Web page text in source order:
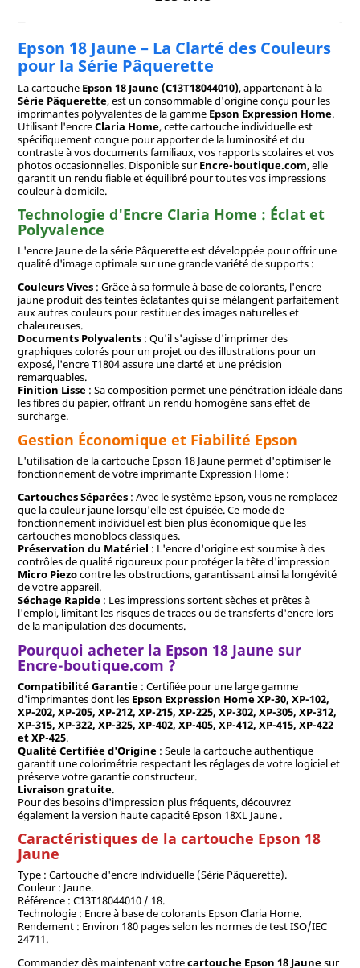
Epson 18 Jaune – La Clarté des Couleurs
pour la Série Pâquerette
La cartouche Epson 18 Jaune (C13T18044010), appartenant à la
Série Pâquerette, est un consommable d'origine conçu pour les
imprimantes polyvalentes de la gamme Epson Expression Home.
Utilisant l'encreClaria Home, cette cartouche individuelle est
spécifiquement conçue pour apporter de la luminosité et du
contraste à vos documents familiaux, vos rapports scolaires et vos
photos occasionnelles. Disponible surEncre-boutique.com, elle
garantit un rendu fiable et équilibré pour toutes vos impressions
couleur à domicile.
Technologie d'Encre Claria Home : Éclat et
Polyvalence
L'encre Jaune de la série Pâquerette est développée pour offrir une
qualité d'image optimale sur une grande variété de supports :
Couleurs Vives: Grâce à sa formule à base de colorants, l'encre
jaune produit des teintes éclatantes qui se mélangent parfaitement
aux autres couleurs pour restituer des images naturelles et
chaleureuses.
Documents Polyvalents: Qu'il s'agisse d'imprimer des
graphiques colorés pour un projet ou des illustrations pour un
exposé, l'encre T1804 assure une clarté et une précision
remarquables.
Finition Lisse: Sa composition permet une pénétration idéale dans
les fibres du papier, offrant un rendu homogène sans effet de
surcharge.
Gestion Économique et Fiabilité Epson
L'utilisation de la cartouche Epson 18 Jaune permet d'optimiser le
fonctionnement de votre imprimante Expression Home :
Cartouches Séparées: Avec le système Epson, vous ne remplacez
que la couleur jaune lorsqu'elle est épuisée. Ce mode de
fonctionnement individuel est bien plus économique que les
cartouches monoblocs classiques.
Préservation du Matériel : L'encre d'origine est soumise à des
contrôles de qualité rigoureux pour protéger la tête d'impression
Micro Piezocontre les obstructions, garantissant ainsi la longévité
de votre appareil.
Séchage Rapide: Les impressions sortent sèches et prêtes à
l'emploi, limitant les risques de traces ou de transferts d'encre lors
de la manipulation des documents.
Pourquoi acheter la Epson 18 Jaune sur
Encre-boutique.com ?
Compatibilité Garantie: Certifiée pour une large gamme
d'imprimantes dont les Epson Expression Home XP-30, XP-102,
XP-202, XP-205, XP-212, XP-215, XP-225, XP-302, XP-305, XP-312,
XP-315, XP-322, XP-325, XP-402, XP-405, XP-412, XP-415, XP-422
et XP-425.
Qualité Certifiée d'Origine: Seule la cartouche authentique
garantit une colorimétrie respectant les réglages de votre logiciel et
préserve votre garantie constructeur.
Livraison gratuite.
Pour des besoins d'impression plus fréquents, découvrez
également la version haute capacité Epson 18XL Jaune .
Caractéristiques de la cartouche Epson 18
Jaune
Type : Cartouche d'encre individuelle (Série Pâquerette).
Couleur : Jaune.
Référence : C13T18044010 / 18.
Technologie : Encre à base de colorants Epson Claria Home.
Rendement : Environ 180 pages selon les normes de test ISO/IEC
24711.
Commandez dès maintenant votrecartouche Epson 18 Jaunesur